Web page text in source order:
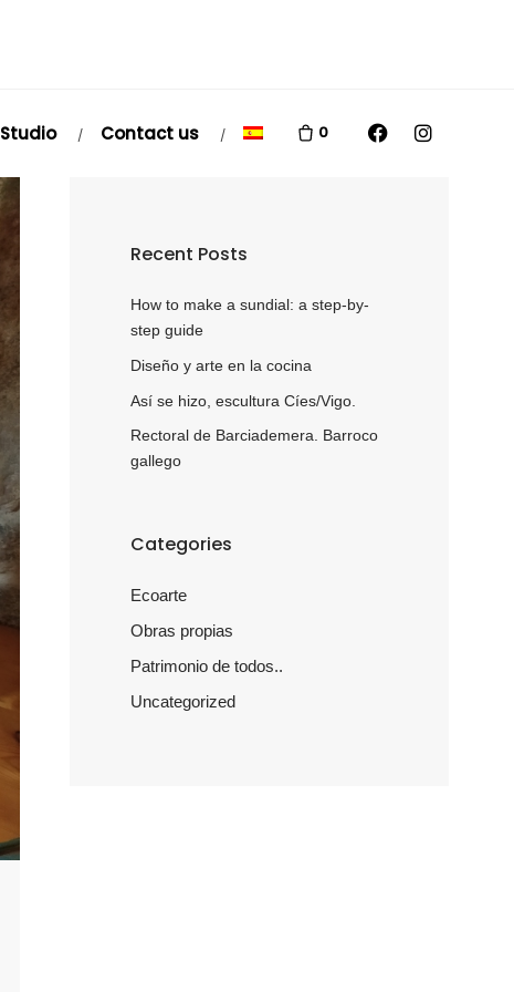
Studio Contact us 0
Recent Posts
How to make a sundial: a step-by-
step guide
Diseño y arte en la cocina
Así se hizo, escultura Cíes/Vigo.
Rectoral de Barciademera. Barroco
gallego
Categories
Ecoarte
Obras propias
Patrimonio de todos..
Uncategorized